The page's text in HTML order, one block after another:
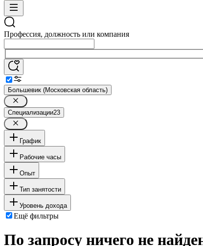
Профессия, должность или компания
Большевик (Московская область)
Специализации23
График
Рабочие часы
Опыт
Тип занятости
Уровень дохода
Ещё фильтры
По запросу ничего не